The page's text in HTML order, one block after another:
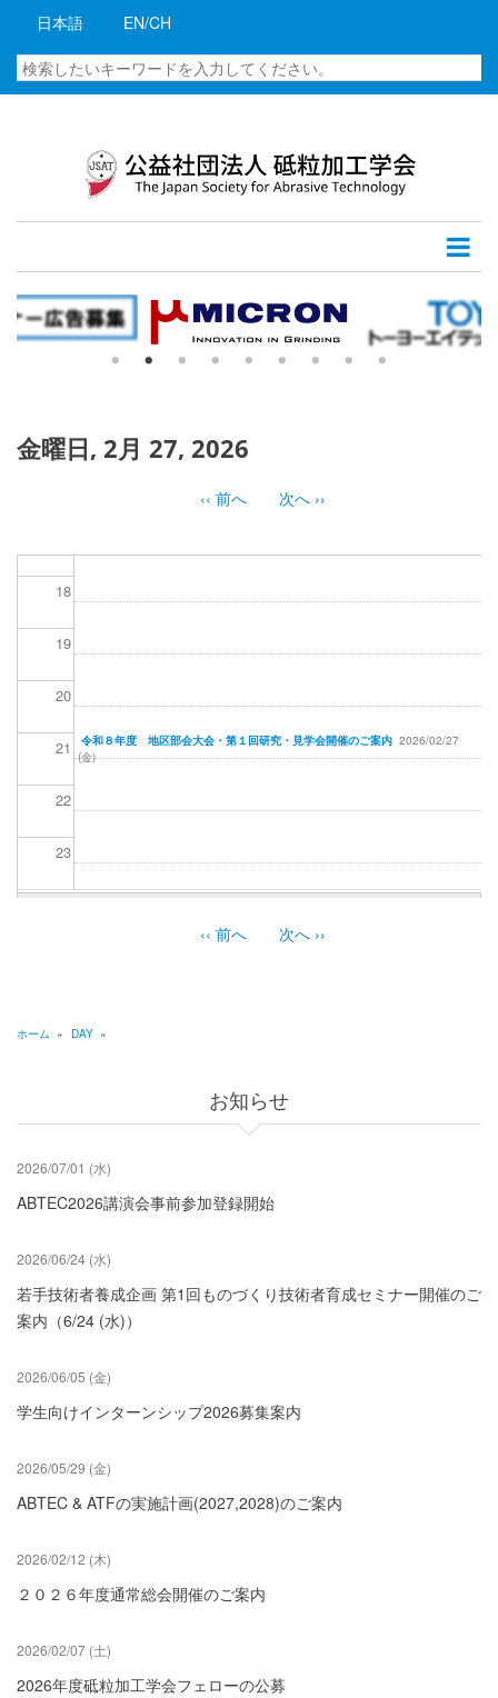
コ
に
動
日本語 EN/CH
検
索
金曜日, 2月 27, 2026
ジ
‹‹ 前へ 次へ ››
07
08
11
12
13
15
18
19
20
21
22
23
令和８年度 地区部会大会・第１回研究・見学会開催のご案内 2026/02/27
(金)
送
り
‹‹ 前へ 次へ ››
く
ず
ホーム » DAY »
お知らせ
2026/07/01 (水)
ABTEC2026講演会事前参加登録開始
2026/06/24 (水)
若手技術者養成企画 第1回ものづくり技術者育成セミナー開催のご
案内（6/24 (水)）
2026/06/05 (金)
学生向けインターンシップ2026募集案内
2026/05/29 (金)
ABTEC & ATFの実施計画(2027,2028)のご案内
2026/02/12 (木)
２０２６年度通常総会開催のご案内
2026/02/07 (土)
2026年度砥粒加工学会フェローの公募